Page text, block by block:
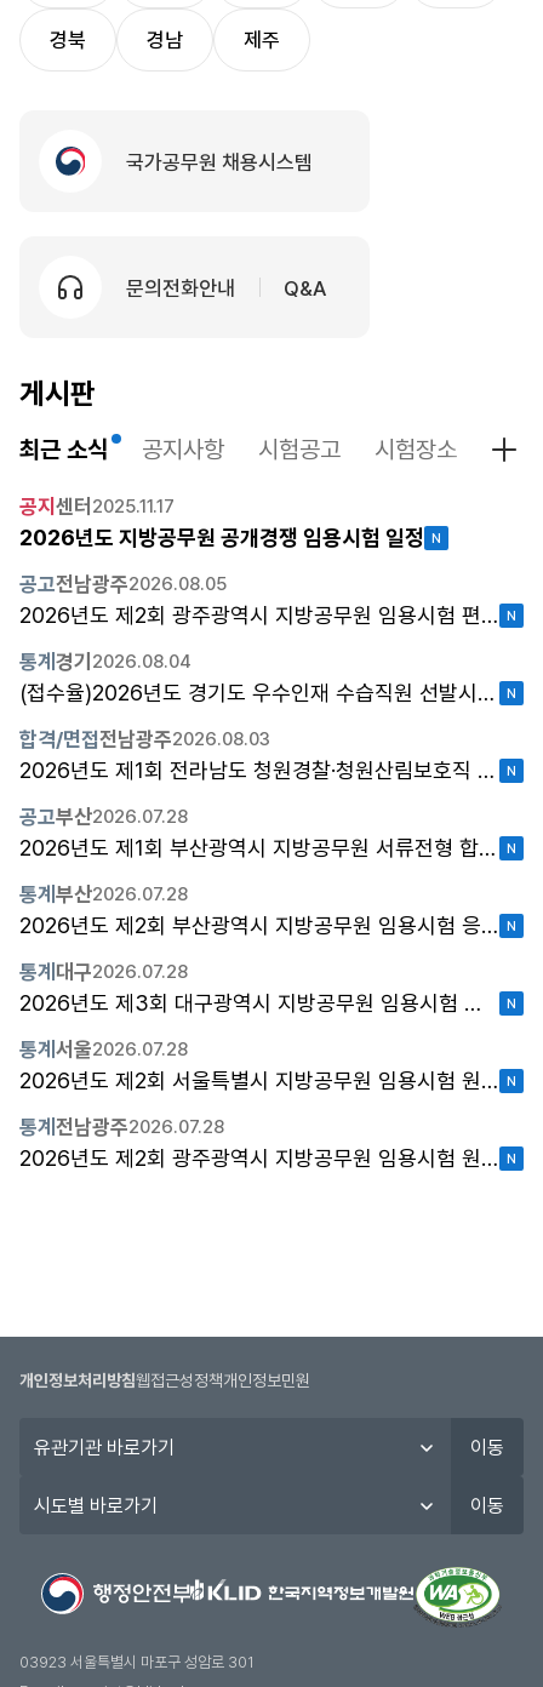
경북 경남 제주
국가공무원 채용시스템
문의전화안내 Q&A
게시판
최근 소식 공지사항 시험공고 시험장소 시험
공지 센터 2025.11.17
2026년도 지방공무원 공개경쟁 임용시험 일정
공고전남광주2026.08.05
2026년도 제2회 광주광역시 지방공무원 임용시험 편의지원 심사결과 안내
통계 경기 2026.08.04
(접수율)2026년도 경기도 우수인재 수습직원 선발시험 원서접수 현황(잠정)
합격/면접전남광주2026.08.03
2026년도 제1회 전라남도 청원경찰·청원산림보호직 채용시험 최종합격자 및 임용후보자 등록 안내 공고？
공고부산2026.07.28
2026년도 제1회 부산광역시 지방공무원 서류전형 합격자 공고(농촌지도직)
통계 부산2026.07.28
2026년도 제2회 부산광역시 지방공무원 임용시험 응시원서 접수 현황
통계 대구2026.07.28
2026년도 제3회 대구광역시 지방공무원 임용시험 출원자 현황
통계 서울2026.07.28
2026년도 제2회 서울특별시 지방공무원 임용시험 원서 접수 현황
통계 전남광주2026.07.28
2026년도 제2회 광주광역시 지방공무원 임용시험 원서접수 현황
최
개인정보처리방침웹접근성정책개인정보민원
관
이동
도
기
이동
03923 서울특별시 마포구 성암로 301